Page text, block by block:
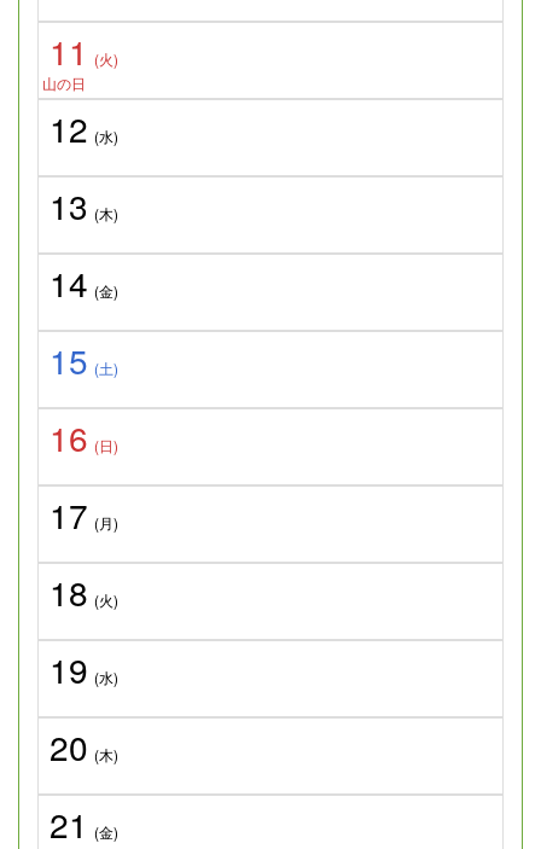
11
(火)
山の日
12 (水)
13 (木)
14 (金)
15 (土)
16 (日)
17 (月)
18 (火)
19 (水)
20 (木)
21 (金)